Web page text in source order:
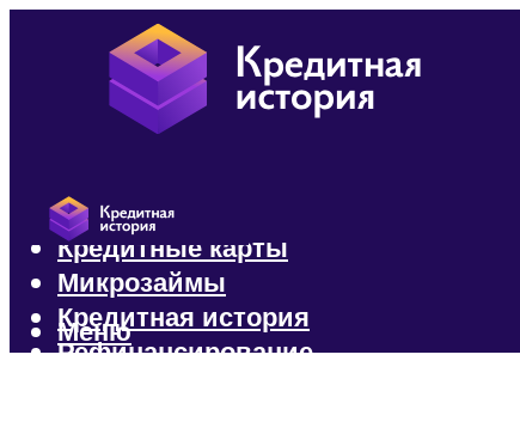
Кредиты
Кредитные карты
Микрозаймы
Кредитная история
Рефинансирование
Меню